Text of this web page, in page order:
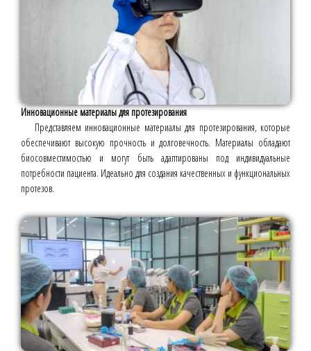
Инновационные материалы для протезирования
Представляем инновационные материалы для протезирования, которые
обеспечивают высокую прочность и долговечность. Материалы обладают
биосовместимостью и могут быть адаптированы под индивидуальные
потребности пациента. Идеально для создания качественных и функциональных
протезов.